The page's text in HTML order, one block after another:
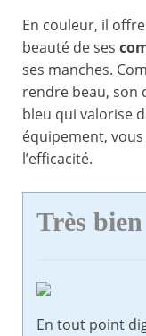
En couleur, il
beauté de ses
ses manches.
rendre beau, son
bleu qui valorise
équipement,
l’efficacité.
Très
En tout point